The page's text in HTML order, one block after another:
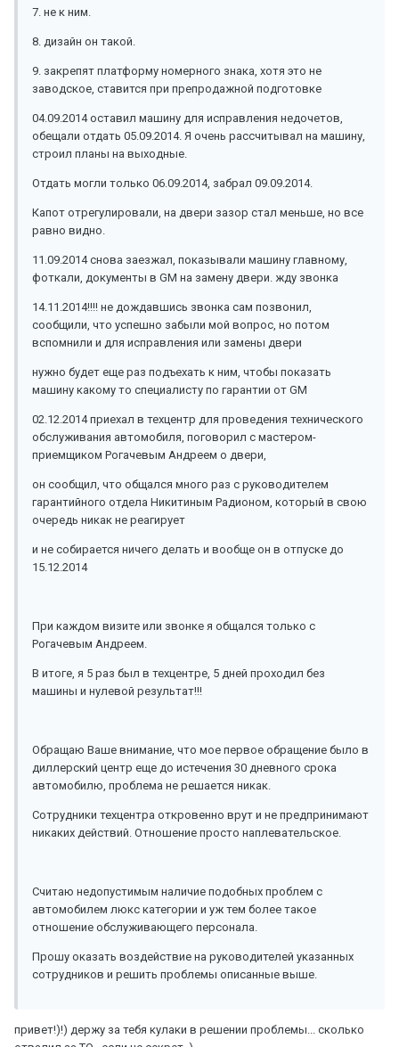
7. не к ним.
8. дизайн он такой.
9. закрепят платформу номерного знака, хотя это не
заводское, ставится при препродажной подготовке
04.09.2014 оставил машину для исправления недочетов,
обещали отдать 05.09.2014. Я очень рассчитывал на машину,
строил планы на выходные.
Отдать могли только 06.09.2014, забрал 09.09.2014.
Капот отрегулировали, на двери зазор стал меньше, но все
равно видно.
11.09.2014 снова заезжал, показывали машину главному,
фоткали, документы в GM на замену двери. жду звонка
14.11.2014!!!! не дождавшись звонка сам позвонил,
сообщили, что успешно забыли мой вопрос, но потом
вспомнили и для исправления или замены двери
нужно будет еще раз подъехать к ним, чтобы показать
машину какому то специалисту по гарантии от GM
02.12.2014 приехал в техцентр для проведения технического
обслуживания автомобиля, поговорил с мастером-
приемщиком Рогачевым Андреем о двери,
он сообщил, что общался много раз с руководителем
гарантийного отдела Никитиным Радионом, который в свою
очередь никак не реагирует
и не собирается ничего делать и вообще он в отпуске до
15.12.2014
При каждом визите или звонке я общался только с
Рогачевым Андреем.
В итоге, я 5 раз был в техцентре, 5 дней проходил без
машины и нулевой результат!!!
Обращаю Ваше внимание, что мое первое обращение было в
диллерский центр еще до истечения 30 дневного срока
автомобилю, проблема не решается никак.
Сотрудники техцентра откровенно врут и не предпринимают
никаких действий. Отношение просто наплевательское.
Считаю недопустимым наличие подобных проблем с
автомобилем люкс категории и уж тем более такое
отношение обслуживающего персонала.
Прошу оказать воздействие на руководителей указанных
сотрудников и решить проблемы описанные выше.
привет!)!) держу за тебя кулаки в решении проблемы... сколько